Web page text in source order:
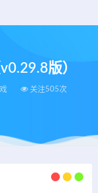
版）
关注505次